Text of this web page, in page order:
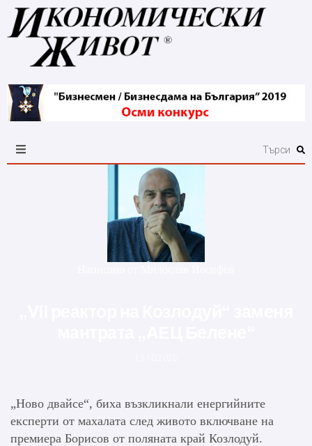
„Ново двайсе“, биха възкликнали енергийните
експерти от махалата след живото включване на
премиера Борисов от поляната край Козлодуй.